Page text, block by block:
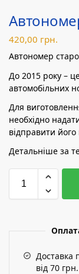
420,00 грн.
Автономер
До 2015 року –
автомобільних
Для
необхідно
відправити
Детальніше за
Доставка
від 70 грн.